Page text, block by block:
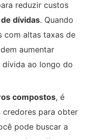
reduzir custos
dívidas. Quando
com altas taxas de
aumentar
ao longo do
compostos, é
credores para obter
pode buscar a